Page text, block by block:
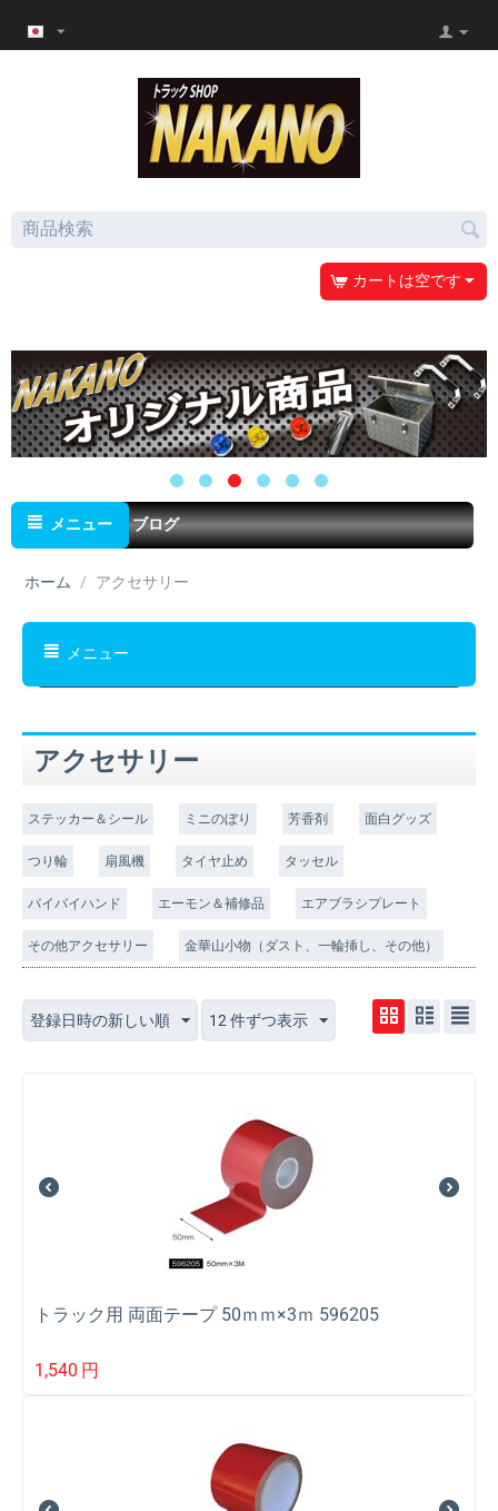
カートは空です
メニュー ブログ
ホーム / アクセサリー
メニュー
アクセサリー
ステッカー＆シール ミニのぼり 芳香剤 面白グッズ
つり輪 扇風機 タイヤ止め タッセル
バイバイハンド エーモン＆補修品 エアブラシプレート
その他アクセサリー 金華山小物（ダスト、一輪挿し、その他）
登録日時の新しい順 12 件ずつ表示
トラック用 両面テープ 50ｍｍ×3ｍ 596205
1,540 円